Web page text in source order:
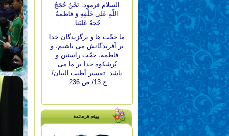
السلام فرمود: نَحْنُ حُجَجُ
اللّه‏ِ عَلى خَلْقِهِ وَ فاطمةُ
حُجةٌ عَليَنا.
ما حجّت‏ ها و برگزيدگان خدا
بر آفريدگانش مى ‏باشيم، و
فاطمه، حجّت راستين و
پُرشكوه خدا بر ما مى
‏باشد. تفسير أطيب البيان/
ج 13/ ص 236.
پیام فرمانده